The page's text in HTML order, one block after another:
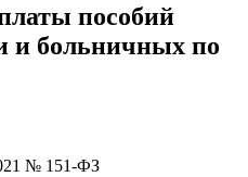
пособий
и больничных по
№ 151-ФЗ